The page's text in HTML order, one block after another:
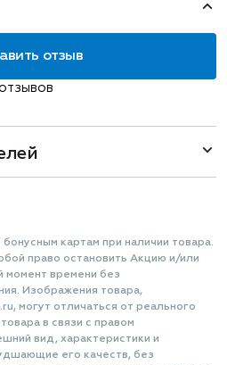
отзыв
картам при наличии товара.
право остановить Акцию и/или
момент времени без
Изображения товара,
могут отличаться от реального
в связи с правом
вид, характеристики и
его качеств, без